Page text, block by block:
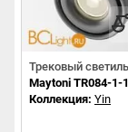
Трековый
Maytoni TR084-1-
Коллекция: Yin